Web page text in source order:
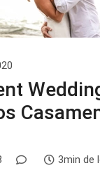
3min de